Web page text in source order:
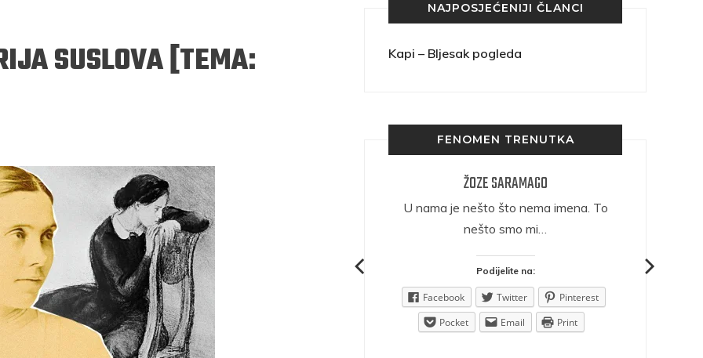
SUSLOVA [TEMA:
NAJPOSJEĆENIJI ČLANCI
Kapi – Bljesak pogleda
FENOMEN TRENUTKA
ŽOZE SARAMAGO
U nama je nešto što nema imena. To
nešto smo mi…
Podijelite na:
Facebook Twitter
Pinterest
Pocket
Email Print
JESENJIN
navikli na življenje pod
navikli smo da užižemo
ikonama, ali ne i pred
čovjekom.
Podijelite na:
Pinterest
Literatura niti prepisuje, niti prepričava
život, već ga nanovo stvara.
Facebook